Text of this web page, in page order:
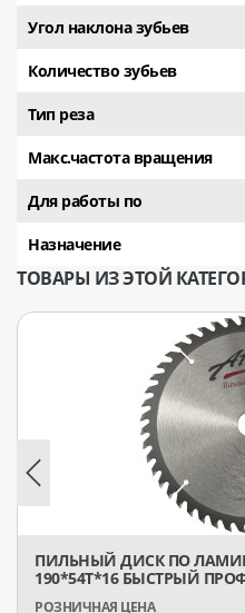
Угол наклона зубьев
Количество зубьев
Тип реза
Макс.частота вращения
Для работы по
Назначение
ТОВАРЫ ИЗ ЭТОЙ
ПИЛЬНЫЙ ДИСК ПО
190*54T*16 БЫСТРЫЙ